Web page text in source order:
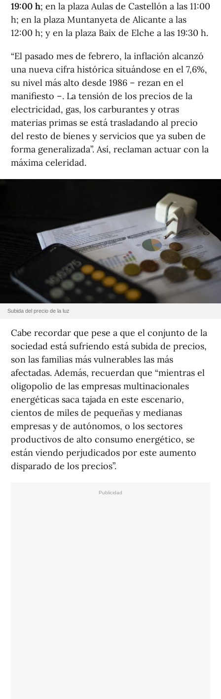
19:00 h; en la plaza Aulas de Castellón a las 11:00
h; en la plaza Muntanyeta de Alicante a las
12:00 h; y en la plaza Baix de Elche a las 19:30 h.
“El pasado mes de febrero, la inflación alcanzó
una nueva cifra histórica situándose en el 7,6%,
su nivel más alto desde 1986 – rezan en el
manifiesto –. La tensión de los precios de la
electricidad, gas, los carburantes y otras
materias primas se está trasladando al precio
del resto de bienes y servicios que ya suben de
forma generalizada”. Así, reclaman actuar con la
máxima celeridad.
Subida del precio de la luz
Cabe recordar que pese a que el conjunto de la
sociedad está sufriendo está subida de precios,
son las familias más vulnerables las más
afectadas. Además, recuerdan que “mientras el
oligopolio de las empresas multinacionales
energéticas saca tajada en este escenario,
cientos de miles de pequeñas y medianas
empresas y de autónomos, o los sectores
productivos de alto consumo energético, se
están viendo perjudicados por este aumento
disparado de los precios”.